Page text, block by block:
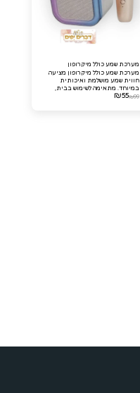
מערכת שמע כולל מיקרופון
מערכת שמע כולל מיקרופון מציעה
חווית שמע מושלמת ואיכותית
במיוחד. מתאימה לשימוש בבית,
המערכת כוללת מיקרופון איכותי
₪99
₪55